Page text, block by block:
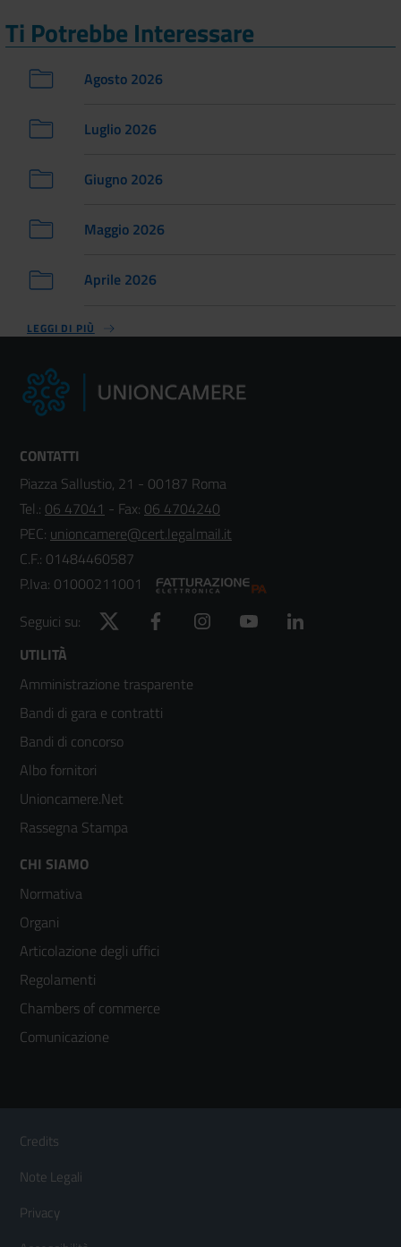
Ti Potrebbe Interessare
Agosto 2026
Luglio 2026
Giugno 2026
Maggio 2026
Aprile 2026
LEGGI DI PIÙ
CONTATTI
Piazza Sallustio, 21 - 00187 Roma
Tel.: 06 47041 - Fax: 06 4704240
PEC: unioncamere@cert.legalmail.it
C.F.: 01484460587
P.Iva: 01000211001
Seguici su:
Twitter Facebook Instagram YouTube
Footer
menù
colonna
2
UTILITÀ
Amministrazione trasparente
Bandi di gara e contratti
Bandi di concorso
Albo fornitori
Unioncamere.Net
Rassegna Stampa
Footer
menù
colonna
3
CHI SIAMO
Normativa
Organi
Articolazione degli uffici
Regolamenti
Chambers of commerce
Comunicazione
Footer
Menù
orizzontale
Credits
Note Legali
Privacy